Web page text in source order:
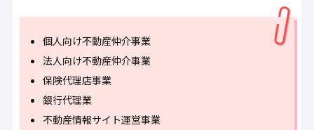
個人向け不動産仲介事業
法人向け不動産仲介事業
保険代理店事業
銀行代理業
不動産情報サイト運営事業